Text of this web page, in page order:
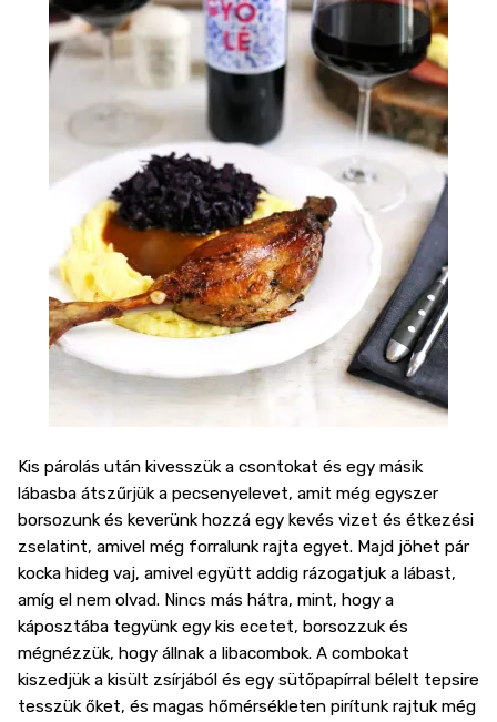
Kis párolás után kivesszük a csontokat és egy másik
lábasba átszűrjük a pecsenyelevet, amit még egyszer
borsozunk és keverünk hozzá egy kevés vizet és étkezési
zselatint, amivel még forralunk rajta egyet. Majd jöhet pár
kocka hideg vaj, amivel együtt addig rázogatjuk a lábast,
amíg el nem olvad. Nincs más hátra, mint, hogy a
káposztába tegyünk egy kis ecetet, borsozzuk és
mégnézzük, hogy állnak a libacombok. A combokat
kiszedjük a kisült zsírjából és egy sütőpapírral bélelt tepsire
tesszük őket, és magas hőmérsékleten pirítunk rajtuk még